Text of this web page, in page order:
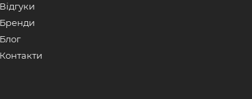
Відгуки
Бренди
Блог
Контакти